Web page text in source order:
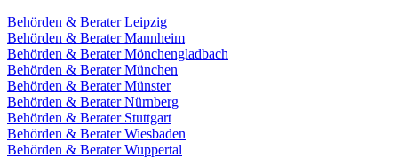
Behörden & Berater Leipzig
Behörden & Berater Mannheim
Behörden & Berater Mönchengladbach
Behörden & Berater München
Behörden & Berater Münster
Behörden & Berater Nürnberg
Behörden & Berater Stuttgart
Behörden & Berater Wiesbaden
Behörden & Berater Wuppertal